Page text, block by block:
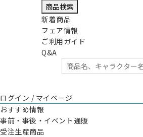
商品検索
新着商品
フェア情報
ご利用ガイド
Q&A
ログイン / マイページ
おすすめ情報
事前・事後・イベント通販
受注生産商品